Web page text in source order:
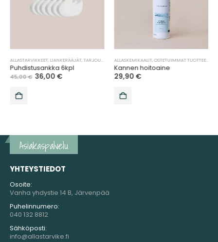
ALLASTARVIKKEET, LIANKERÄÄJÄT,TARJOUKSET TUOTEPAKETIT,VEDENHOITO
Puhdistusankka 6kpl
45,00€ 36,00 €
ALLASKEMIKAALIT,OSTETUIMMAT TUOTTEET
Kannen hoitoaine
29,90 €
Asiakaspalvelu
YHTEYSTIEDOT
Osoite:
Vanha yhdystie 14 B, Järvenpää
Puhelinnumero:
040 132 8812
Sähköposti:
info@allastarvike.fi